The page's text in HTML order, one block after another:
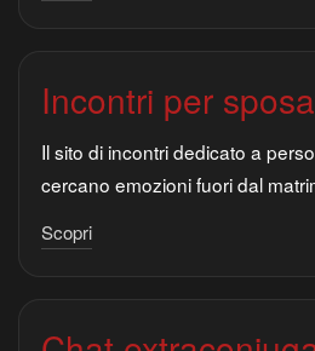
Incontri per
Il sito di incontri dedicato a
cercano emozioni fuori dal
Scopri